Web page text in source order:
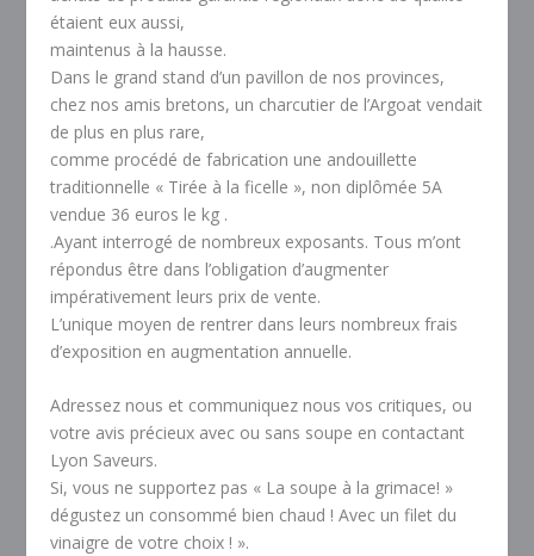
étaient eux aussi,
maintenus à la hausse.
Dans le grand stand d’un pavillon de nos provinces,
chez nos amis bretons, un charcutier de l’Argoat vendait
de plus en plus rare,
comme procédé de fabrication une andouillette
traditionnelle « Tirée à la ficelle », non diplômée 5A
vendue 36 euros le kg .
.Ayant interrogé de nombreux exposants. Tous m’ont
répondus être dans l’obligation d’augmenter
impérativement leurs prix de vente.
L’unique moyen de rentrer dans leurs nombreux frais
d’exposition en augmentation annuelle.
Adressez nous et communiquez nous vos critiques, ou
votre avis précieux avec ou sans soupe en contactant
Lyon Saveurs.
Si, vous ne supportez pas « La soupe à la grimace! »
dégustez un consommé bien chaud ! Avec un filet du
vinaigre de votre choix ! ».